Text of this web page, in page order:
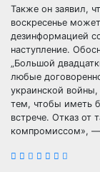
Также он заявил,
воскресенье
дезинформацией
наступление.
„Большой
любые
украинской
тем, чтобы иметь
встрече. Отказ от
компромиссом»,